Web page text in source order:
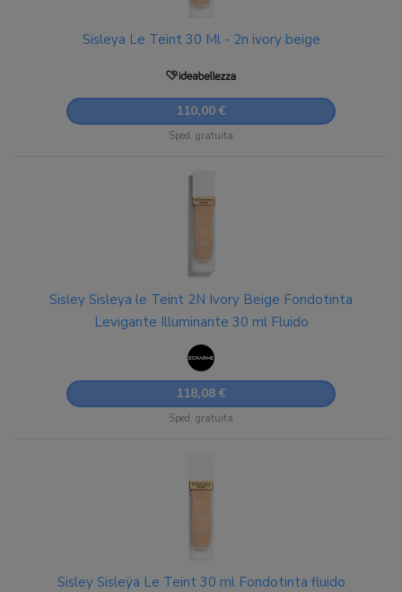
Sisleya Le Teint 30 Ml - 2n ivory beige
110,00 €
Sped. gratuita
Sisley Sisleya le Teint 2N Ivory Beige Fondotinta
Levigante Illuminante 30 ml Fluido
118,08 €
Sped. gratuita
Sisley Sisleÿa Le Teint 30 ml Fondotinta fluido